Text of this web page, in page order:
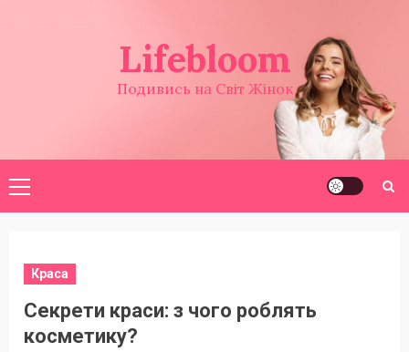
Lifebloom
Подивись на Світ Жінок
Головне
меню
Краса
Секрети краси: з чого роблять
косметику?